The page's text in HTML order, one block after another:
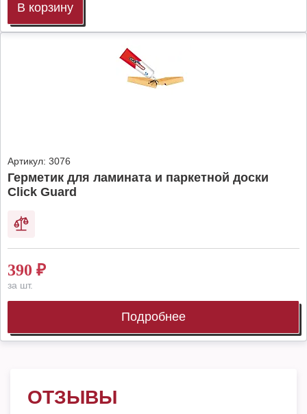
В корзину
Артикул: 3076
Герметик для ламината и паркетной доски
Click Guard
390 ₽
за шт.
Подробнее
ОТЗЫВЫ